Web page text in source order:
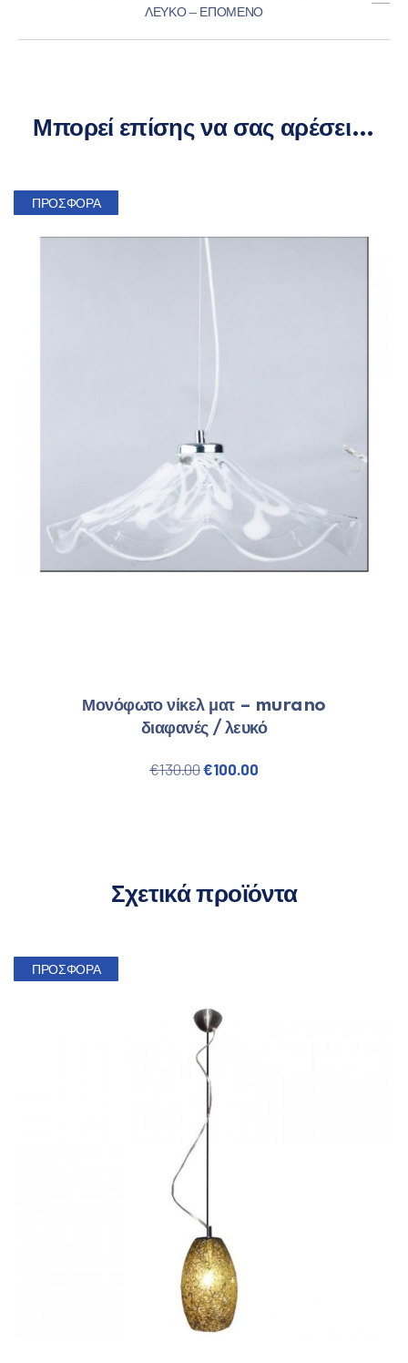
ΛΕΥΚΌ — ΕΠΌΜΕΝΟ
Μπορεί επίσης να σας αρέσει…
ΠΡΟΣΦΟΡΆ
Μονόφωτο νίκελ ματ – murano
διαφανές / λευκό
€130.00Original price was: €130.00.
€100.00
Σχετικά προϊόντα
ΠΡΟΣΦΟΡΆ